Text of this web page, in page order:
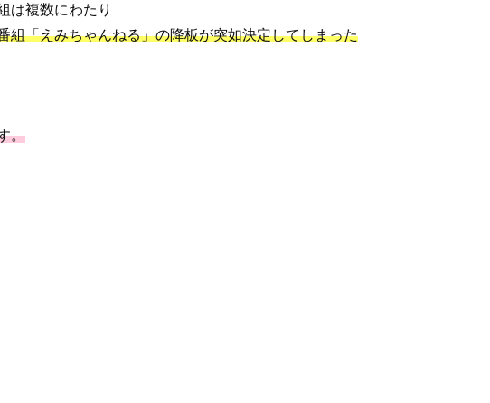
は複数にわたり
組「えみちゃんねる」の降板が突如決定してしまった
。